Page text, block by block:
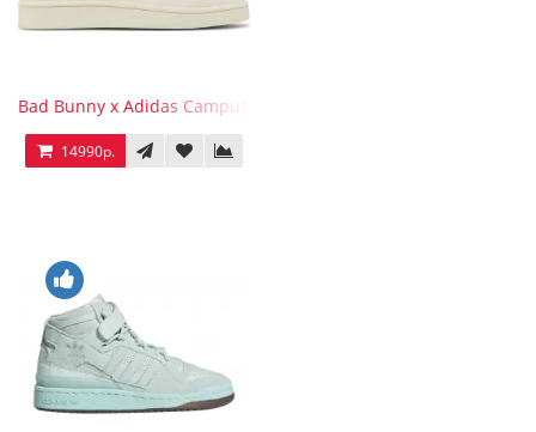
Bad Bunny x Adidas Campus Light
14990р.